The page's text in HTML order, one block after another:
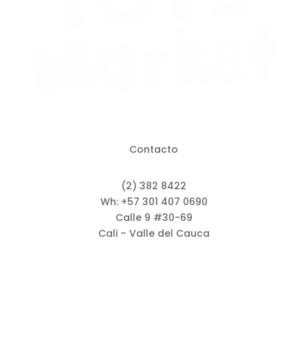
Contacto
(2) 382 8422
Wh: +57 301 407 0690
Calle 9 #30-69
Cali – Valle del Cauca